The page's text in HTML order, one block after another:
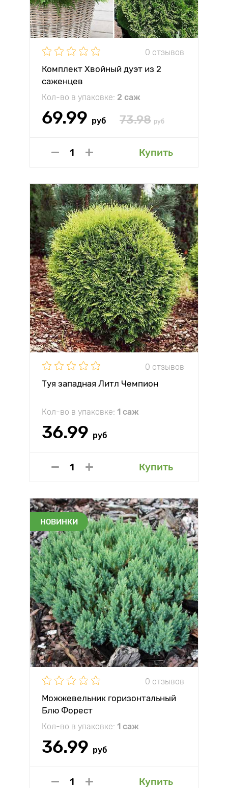
0 отзывов
Комплект Хвойный дуэт из 2
саженцев
Кол-во в упаковке: 2 саж
69.99 руб 73.98 руб
Купить
0 отзывов
Туя западная Литл Чемпион
Кол-во в упаковке: 1 саж
36.99 руб
Купить
НОВИНКИ
0 отзывов
Можжевельник горизонтальный
Блю Форест
Кол-во в упаковке: 1 саж
36.99 руб
Купить